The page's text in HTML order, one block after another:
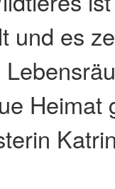
und es
Heimat